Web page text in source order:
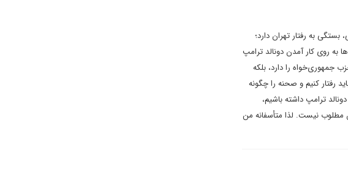
به رفتار تهران دارد؛
به روی کار آمدن دونالد ترامپ
حزب جمهوری‌خواه را دارد، بلکه
رفتار کنیم و صحنه را چگونه
ترامپ داشته باشیم،
مطلوب نیست. لذا متأسفانه من